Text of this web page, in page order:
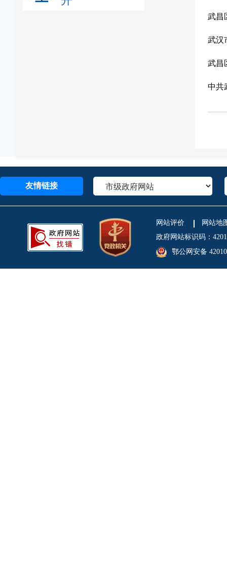
武昌
武汉
武昌
中共
友情链接
网站评价
网站地
政府网站标识码：
鄂公网安备